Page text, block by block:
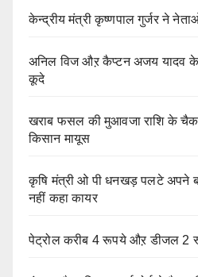
केन्द्रीय मंत्री कृष्णपाल गुर्जर ने
अनिल विज औऱ कैप्टन अजय यादव के
कूदे
खराब फसल की मुआवजा राशि के
किसान मायूस
कृषि मंत्री ओ पी धनखड़ पलटे अपने
नहीं कहा कायर
पेट्रोल करीब 4 रूपये औऱ डीजल 2